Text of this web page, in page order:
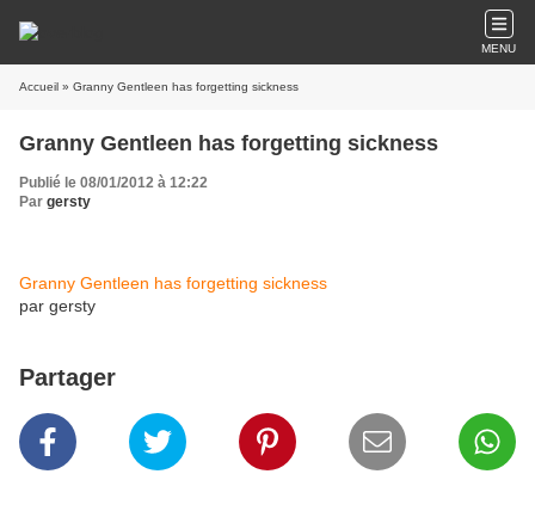
MENU
Accueil » Granny Gentleen has forgetting sickness
Granny Gentleen has forgetting sickness
Publié le 08/01/2012 à 12:22
Par gersty
Granny Gentleen has forgetting sickness
par gersty
Partager